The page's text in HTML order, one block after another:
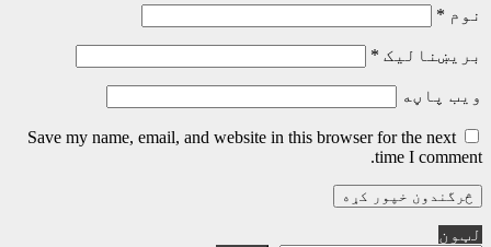
نوم *
بریښنالیک *
ویب پاڼه
Save my name, email, and website in this browser for the next
time I comment.
لټون